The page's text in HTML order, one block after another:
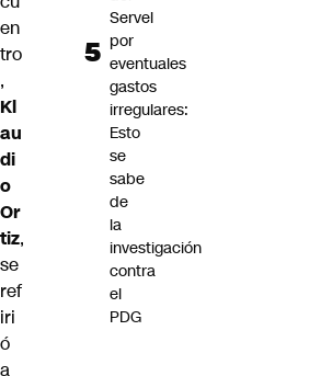
en
tro
,
Kl
au
di
o
Or
tiz,
se
ref
iri
ó
a
Servel
por
eventuales
gastos
irregulares:
Esto
se
sabe
de
la
investigación
contra
el
PDG